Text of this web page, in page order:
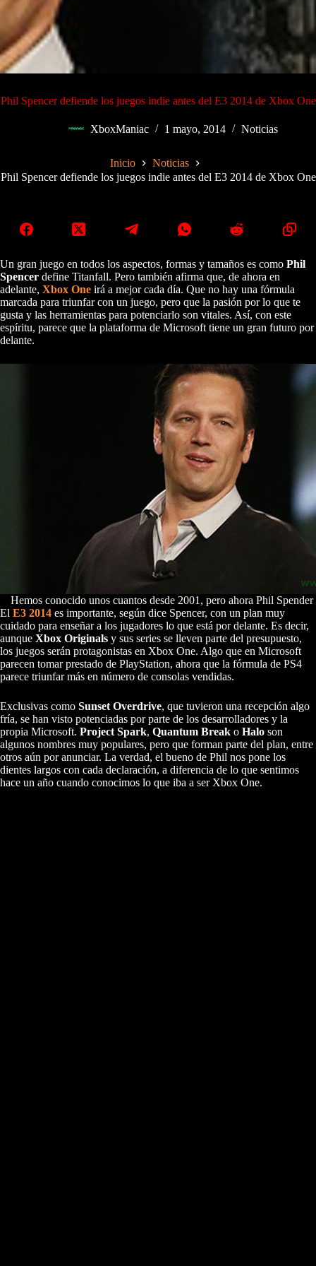
Phil Spencer defiende los juegos indie antes del E3 2014 de Xbox One
XboxManiac 1 mayo, 2014 Noticias
Inicio
Noticias
Phil Spencer defiende los juegos indie antes del E3 2014 de Xbox One
Un gran juego en todos los aspectos, formas y tamaños es como Phil
Spencer define Titanfall. Pero también afirma que, de ahora en
adelante, Xbox One irá a mejor cada día. Que no hay una fórmula
marcada para triunfar con un juego, pero que la pasión por lo que te
gusta y las herramientas para potenciarlo son vitales. Así, con este
espíritu, parece que la plataforma de Microsoft tiene un gran futuro por
delante.
Hemos conocido unos cuantos desde 2001, pero ahora Phil
El E3 2014 es importante, según dice Spencer, con un plan muy
cuidado para enseñar a los jugadores lo que está por delante. Es decir,
aunque Xbox Originals y sus series se lleven parte del presupuesto,
los juegos serán protagonistas en Xbox One. Algo que en Microsoft
parecen tomar prestado de PlayStation, ahora que la fórmula de PS4
parece triunfar más en número de consolas vendidas.
Exclusivas como Sunset Overdrive, que tuvieron una recepción algo
fría, se han visto potenciadas por parte de los desarrolladores y la
propia Microsoft. Project Spark, Quantum Break o Halo son
algunos nombres muy populares, pero que forman parte del plan, entre
otros aún por anunciar. La verdad, el bueno de Phil nos pone los
dientes largos con cada declaración, a diferencia de lo que sentimos
hace un año cuando conocimos lo que iba a ser Xbox One.